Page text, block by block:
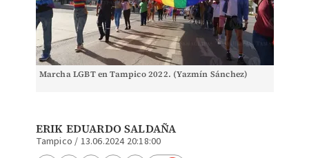
Marcha LGBT en Tampico 2022. (Yazmín Sánchez)
ERIK EDUARDO SALDAÑA
Tampico / 13.06.2024 20:18:00